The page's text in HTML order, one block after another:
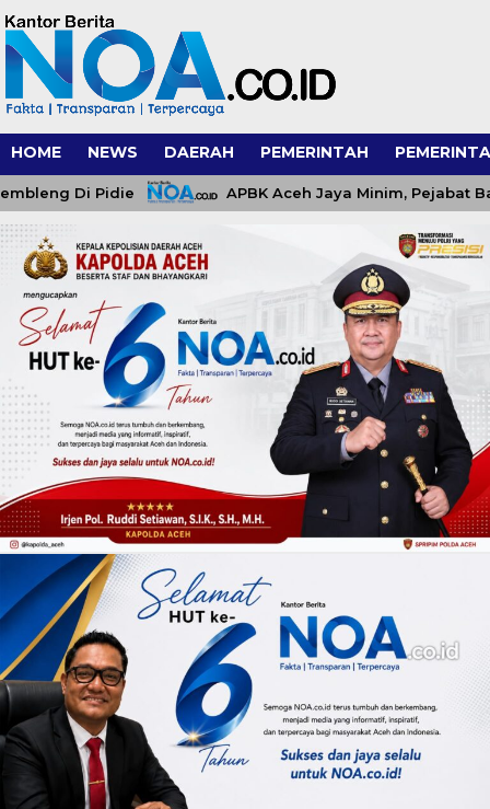
HOME NEWS DAERAH PEMERINTAH
Di Pidie APBK Aceh Jaya Minim, Pejabat Baru